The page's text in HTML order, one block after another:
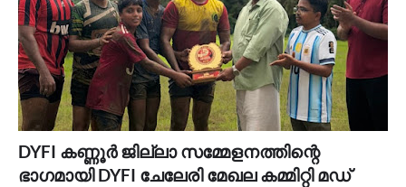
DYFI കണ്ണൂർ ജില്ലാ സമ്മേളനത്തിന്റെ
ഭാഗമായി DYFI ചേലേരി മേഖല കമ്മിറ്റി മഡ്